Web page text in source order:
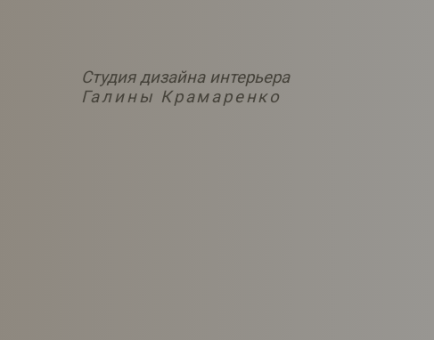
Студия дизайна интерьера
Галины Крамаренко